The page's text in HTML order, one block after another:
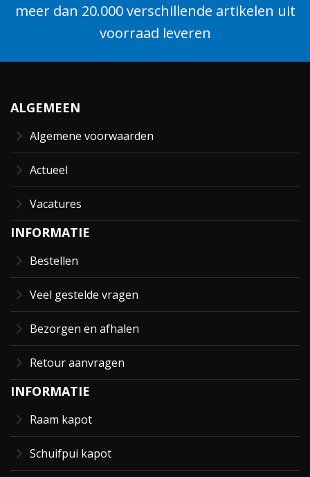
meer dan 20.000 verschillende artikelen uit
voorraad leveren
ALGEMEEN
Algemene voorwaarden
Actueel
Vacatures
INFORMATIE
Bestellen
Veel gestelde vragen
Bezorgen en afhalen
Retour aanvragen
INFORMATIE
Raam kapot
Schuifpui kapot